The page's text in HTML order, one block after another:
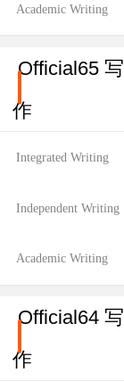
Academic Writing
Official65 写
作
Integrated Writing
Independent Writing
Academic Writing
Official64 写
作